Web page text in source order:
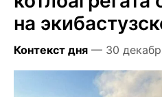
на
Контекст дня — 30